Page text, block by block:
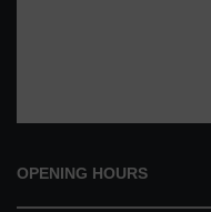
OPENING HOURS